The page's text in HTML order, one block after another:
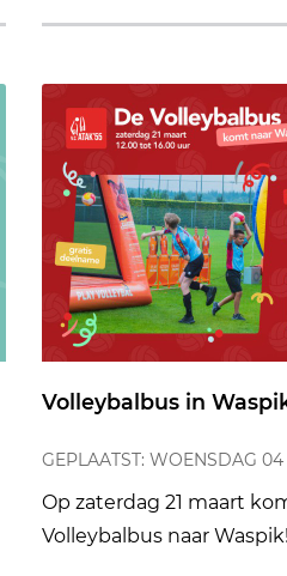
Volleybalbus in
GEPLAATST: WOENSDAG
Op zaterdag 21 maart
Volleybalbus naar Waspik!